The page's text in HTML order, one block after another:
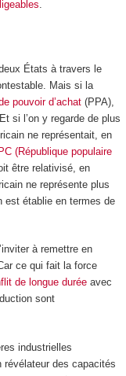
.
États à travers le
Mais si la
pouvoir d’achat(PPA),
si l’on y regarde de plus
ne représentait, en
(République populaire
être relativisé, en
ne représente plus
est établie en termes de
à remettre en
ce qui fait la force
de longue duréeavec
sont
industrielles
des capacités